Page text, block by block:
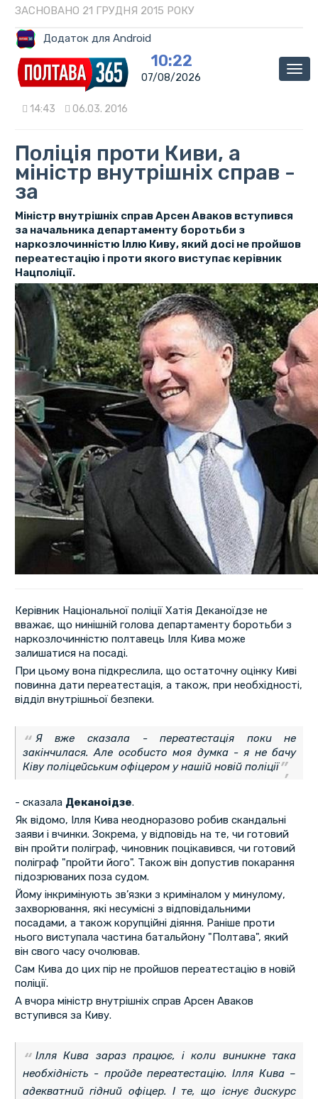
ЗАСНОВАНО 21 ГРУДНЯ 2015 РОКУ
Додаток для Android
10:22
07/08/2026
14:43 06.03. 2016
Поліція проти Киви, а
міністр внутрішніх справ -
за
Міністр внутрішніх справ Арсен Аваков вступився
за начальника департаменту боротьби з
наркозлочинністю Іллю Киву, який досі не пройшов
переатестацію і проти якого виступає керівник
Нацполіції.
Керівник Національної поліції Хатія Деканоїдзе не
вважає, що нинішній голова департаменту боротьби з
наркозлочинністю полтавець Ілля Кива може
залишатися на посаді.
При цьому вона підкреслила, що остаточну оцінку Киві
повинна дати переатестація, а також, при необхідності,
відділ внутрішньої безпеки.
Я вже сказала - переатестація поки не
закінчилася. Але особисто моя думка - я не бачу
Ківу поліцейським офіцером у нашій новій поліції
- сказала Деканоідзе.
Як відомо, Ілля Кива неодноразово робив скандальні
заяви і вчинки. Зокрема, у відповідь на те, чи готовий
він пройти поліграф, чиновник поцікавився, чи готовий
поліграф "пройти його". Також він допустив покарання
підозрюваних поза судом.
Йому інкримінують зв’язки з криміналом у минулому,
захворювання, які несумісні з відповідальними
посадами, а також корупційні діяння. Раніше проти
нього виступала частина батальйону "Полтава", який
він свого часу очолював.
Сам Кива до цих пір не пройшов переатестацію в новій
поліції.
А вчора міністр внутрішніх справ Арсен Аваков
вступився за Киву.
Ілля Кива зараз працює, і коли виникне така
необхідність - пройде переатестацію. Ілля Кива –
адекватний гідний офіцер. І те, що існує дискурс